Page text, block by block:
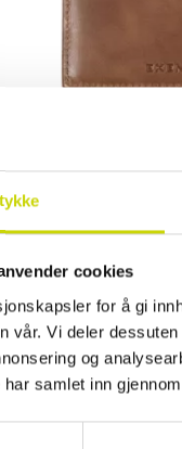
cookies
for å gi
vår. Vi deler
og
samlet inn
City, RFID Blokk